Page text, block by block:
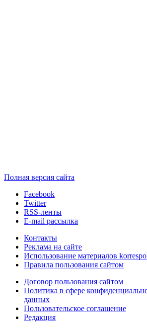
Полная версия сайта
Facebook
Twitter
RSS-ленты
E-mail рассылка
Контакты
Реклама на сайте
Использование материалов
Правила пользования сайтом
Договор пользования сайтом
Политика в сфере
данных
Пользовательское соглашение
Редакция